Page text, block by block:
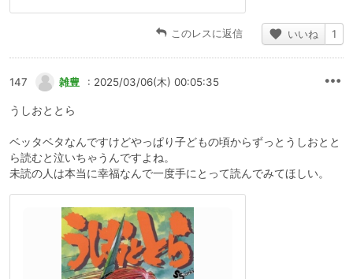
このレスに返信 いいね 1
147 雑豊 : 2025/03/06(木) 00:05:35
うしおととら
ベッタベタなんですけどやっぱり子どもの頃からずっとうしおとと
ら読むと泣いちゃうんですよね。
未読の人は本当に幸福なんで一度手にとって読んでみてほしい。